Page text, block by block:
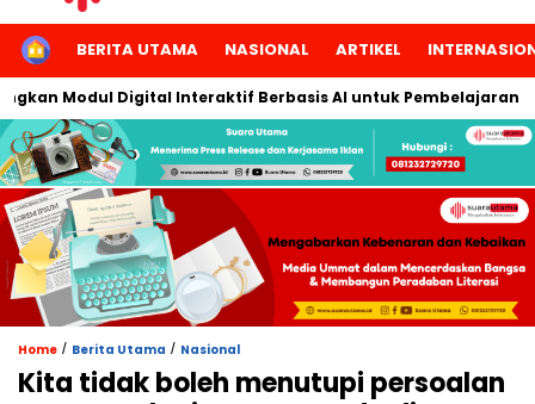
HOMEBERITA UTAMA NASIONAL ARTIKEL
Modul Digital Interaktif Berbasis AI untuk Pembelajaran
Home / Berita Utama / Nasional
Kita tidak boleh menutupi persoalan